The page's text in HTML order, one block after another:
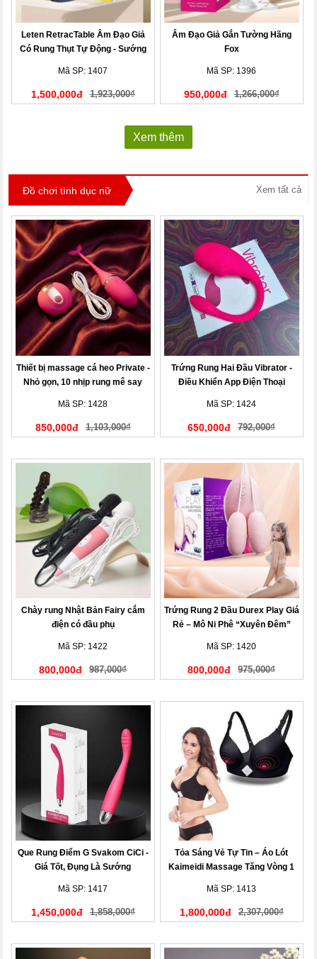
Leten RetracTable Âm Đạo Giả
Có Rung Thụt Tự Động - Sướng
Mã SP: 1407
1,500,000đ 1,923,000₫
Âm Đạo Giả Gắn Tường Hãng
Fox
Mã SP: 1396
950,000đ 1,266,000₫
Xem thêm
Đồ chơi tình dục nữ Xem tất cả
Thiết bị massage cá heo Private -
Nhỏ gọn, 10 nhịp rung mê say
Mã SP: 1428
850,000đ 1,103,000₫
Trứng Rung Hai Đầu Vibrator -
Điều Khiển App Điện Thoại
Mã SP: 1424
650,000đ 792,000₫
Chày rung Nhật Bản Fairy cắm
điện có đầu phụ
Mã SP: 1422
800,000đ 987,000₫
Trứng Rung 2 Đầu Durex Play Giá
Rẻ – Mô Ni Phê “Xuyên Đêm”
Mã SP: 1420
800,000đ 975,000₫
Que Rung Điểm G Svakom CiCi -
Giá Tốt, Đụng Là Sướng
Mã SP: 1417
1,450,000đ 1,858,000₫
Tỏa Sáng Vẻ Tự Tin – Áo Lót
Kaimeidi Massage Tăng Vòng 1
Mã SP: 1413
1,800,000đ 2,307,000₫